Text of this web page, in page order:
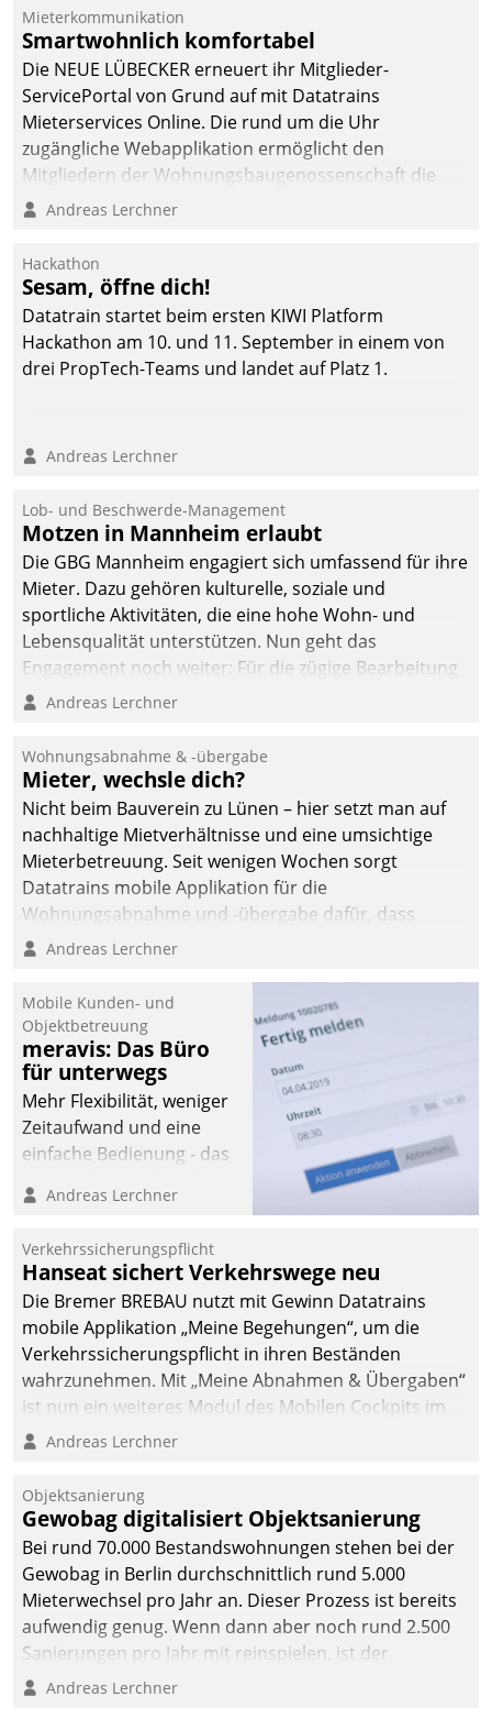
Mieterkommunikation
Smartwohnlich komfortabel
Die NEUE LÜBECKER erneuert ihr Mitglieder-
ServicePortal von Grund auf mit Datatrains
Mieterservices Online. Die rund um die Uhr
zugängliche Webapplikation ermöglicht den
Mitgliedern der Wohnungs­bau­genossenschaft die
Kontaktaufnahme per Smartphone, Tablet oder PC.
Andreas Lerchner
Hackathon
Sesam, öffne dich!
Datatrain startet beim ersten KIWI Platform
Hackathon am 10. und 11. September in einem von
drei PropTech-Teams und landet auf Platz 1.
Andreas Lerchner
Lob- und Beschwerde-Management
Motzen in Mannheim erlaubt
Die GBG Mannheim engagiert sich umfassend für ihre
Mieter. Dazu gehören kulturelle, soziale und
sportliche Aktivitäten, die eine hohe Wohn- und
Lebensqualität unterstützen. Nun geht das
Engagement noch weiter: Für die zügige Bearbeitung
von Beschwerden – oder Lob – richtet das
und Beschwerde-Management einen eigenen Kanal
ein.
Andreas Lerchner
Wohnungsabnahme & -übergabe
Mieter, wechsle dich?
Nicht beim Bauverein zu Lünen – hier setzt man auf
nachhaltige Mietverhältnisse und eine umsichtige
Mieterbetreuung. Seit wenigen Wochen sorgt
Datatrains mobile Applikation für die
Wohnungsabnahme und -übergabe dafür, dass
Mieter wohlgeordnet kommen und, so es sein muss,
Andreas Lerchner
Mobile Kunden- und
Objektbetreuung
meravis: Das Büro
für unterwegs
Mehr Flexibilität, weniger
Zeitaufwand und eine
einfache Bedienung - das
Cockpit für mobile
Datatrain. Die meravis
Wohnungsbau- und
Immobilien GmbH hat
sich dabei für den Betrieb
der Lösung über die SAP
Cloud Platform
entschieden - als erstes
Unternehmen am
Andreas Lerchner
Verkehrssicherungspflicht
Hanseat sichert Verkehrswege neu
Die Bremer BREBAU nutzt mit Gewinn Datatrains
mobile Applikation „Meine Begehungen“, um die
Verkehrssicherungspflicht in ihren Beständen
wahrzunehmen. Mit „Meine Abnahmen & Übergaben“
ist nun ein weiteres Modul des Mobilen Cockpits im
Einsatz.
Andreas Lerchner
Objektsanierung
Gewobag digitalisiert Objektsanierung
Bei rund 70.000 Bestandswohnungen stehen bei der
Gewobag in Berlin durchschnittlich rund 5.000
Mieterwechsel pro Jahr an. Dieser Prozess ist bereits
aufwendig genug. Wenn dann aber noch rund 2.500
Sanierungen pro Jahr mit reinspielen, ist der
Betreuungs- und Organisationsaufwand immens. Im
Andreas Lerchner